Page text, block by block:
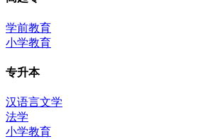
学前教育
小学教育
专升本
汉语言文学
法学
小学教育